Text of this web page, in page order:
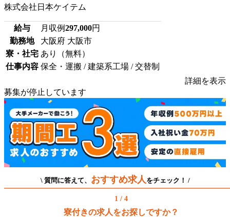
株式会社日本ケイテム
給与 月収例297,000円
勤務地
大阪府 大阪市
寮・社宅 あり（無料）
仕事内容 保全・運搬 / 建築系工場 / 交替制
詳細を表示
募集が停止しています
\ 質問に答えて、 おすすめ求人 をチェック！ /
1 / 4
寮付きの求人をお探しですか？